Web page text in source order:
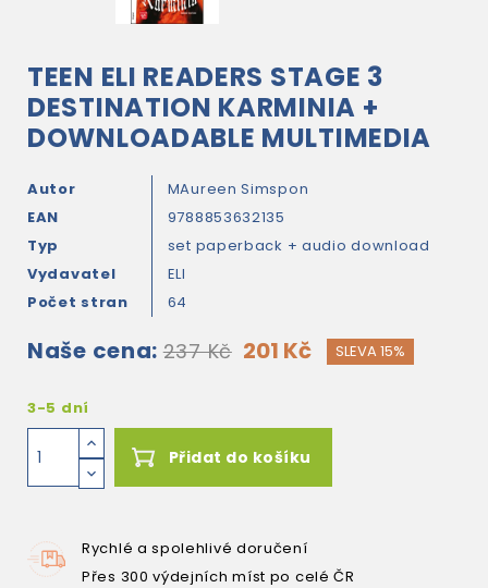
TEEN ELI READERS STAGE 3
DESTINATION KARMINIA +
DOWNLOADABLE MULTIMEDIA
Autor
MAureen Simspon
EAN
9788853632135
Typ
set paperback + audio download
Vydavatel
ELI
Počet stran
64
Naše cena: 237 Kč 201 Kč SLEVA 15%
3-5 dní
Přidat do košíku
Rychlé a spolehlivé doručení
Přes 300 výdejních míst po celé ČR